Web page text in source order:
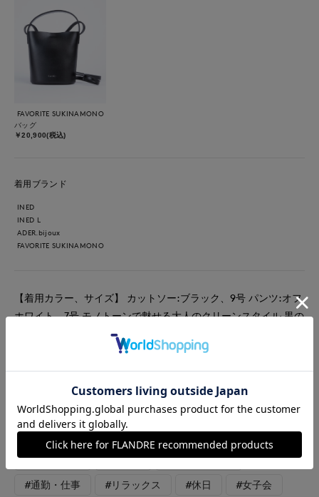
FAVORITE SUKINAMONO
バッグ
￥20,900(税込)
着用ブランド
INED
INED L
ADER.bijoux
FAVORITE SUKINAMONO
【着用カラー、サイズ】 カットソー:ブラック、9号 パンツ:オフ
ホワイト、7号 モノトーンで魅せる大人のクリーンスタイル 黒の
シンプルなトップスに、すっきりとした白のスリムパンツを合わ
せた、清潔感あふれるコーディネート。 コンパクトなシルエッ
トが全体をスマートに見せ、上品かつ都会的な印象に仕上がって
います。 黒小物で統一感を出し、洗練された大人のバランスが
完成。 オフィスにも休日のお出かけにもマッチする万能スタイ
ルです。
#カットソー #パンツ #アクセサリー
#通勤・仕事 #リラックス #休日 #女子会